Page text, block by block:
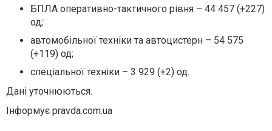
БПЛА оперативно-тактичного рівня – 44 457 (+227)
од;
автомобільної техніки та автоцистерн – 54 575
(+119) од;
спеціальної техніки – 3 929 (+2) од.
Дані уточнюються.
Інформує pravda.com.ua